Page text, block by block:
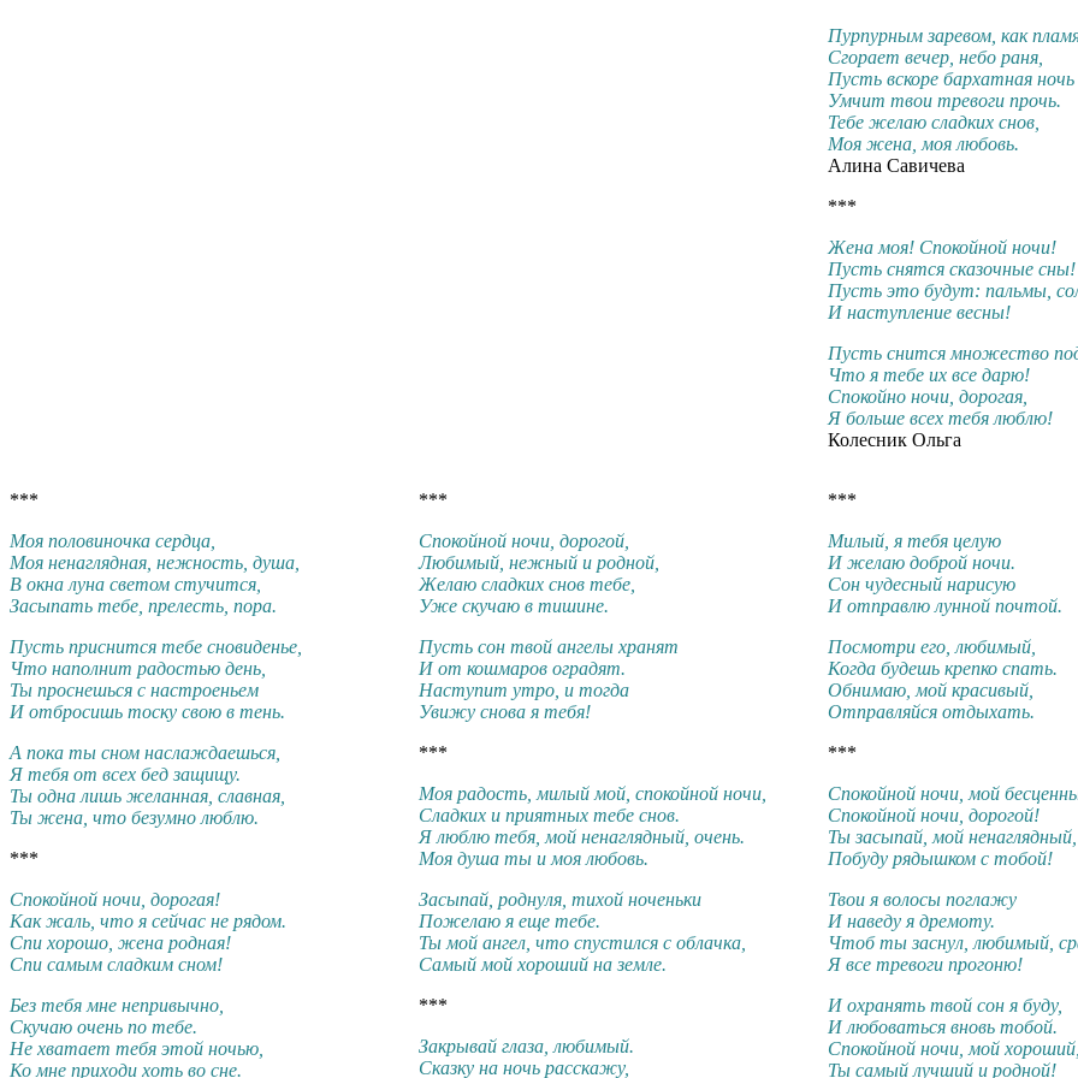
Пурпурным заревом, как
Сгорает вечер, небо раня,
Пусть вскоре бархатная ночь
Умчит твои тревоги прочь.
Тебе желаю сладких снов,
Моя жена, моя любовь.
Алина Савичева
***
Жена моя! Спокойной ночи!
Пусть снятся сказочные сны!
Пусть это будут: пальмы,
И наступление весны!
Пусть снится множество
Что я тебе их все дарю!
Спокойно ночи, дорогая,
Я больше всех тебя люблю!
Колесник Ольга
***
Моя половиночка сердца,
Моя ненаглядная, нежность, душа,
В окна луна светом стучится,
Засыпать тебе, прелесть, пора.
Пусть приснится тебе сновиденье,
Что наполнит радостью день,
Ты проснешься с настроеньем
И отбросишь тоску свою в тень.
А пока ты сном наслаждаешься,
Я тебя от всех бед защищу.
Ты одна лишь желанная, славная,
Ты жена, что безумно люблю.
***
Спокойной ночи, дорогая!
Как жаль, что я сейчас не рядом.
Спи хорошо, жена родная!
Спи самым сладким сном!
Без тебя мне непривычно,
Скучаю очень по тебе.
Не хватает тебя этой ночью,
Ко мне приходи хоть во сне.
***
Спокойной ночи, дорогой,
Любимый, нежный и родной,
Желаю сладких снов тебе,
Уже скучаю в тишине.
Пусть сон твой ангелы хранят
И от кошмаров оградят.
Наступит утро, и тогда
Увижу снова я тебя!
***
Моя радость, милый мой, спокойной ночи,
Сладких и приятных тебе снов.
Я люблю тебя, мой ненаглядный, очень.
Моя душа ты и моя любовь.
Засыпай, роднуля, тихой ноченьки
Пожелаю я еще тебе.
Ты мой ангел, что спустился с облачка,
Самый мой хороший на земле.
***
Закрывай глаза, любимый.
Сказку на ночь расскажу,
***
Милый, я тебя целую
И желаю доброй ночи.
Сон чудесный нарисую
И отправлю лунной почтой.
Посмотри его, любимый,
Когда будешь крепко спать.
Обнимаю, мой красивый,
Отправляйся отдыхать.
***
Спокойной ночи, мой
Спокойной ночи, дорогой!
Ты засыпай, мой ненаглядный,
Побуду рядышком с тобой!
Твои я волосы поглажу
И наведу я дремоту.
Чтоб ты заснул, любимый,
Я все тревоги прогоню!
И охранять твой сон я буду,
И любоваться вновь тобой.
Спокойной ночи, мой хороший,
Ты самый лучший и родной!